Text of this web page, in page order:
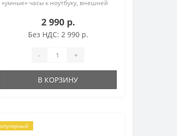
«умные» часы к ноутбуку, внешней
адаптер). МАГНИТНЫЙ КОННЕКТОР
Кабель с магнитом просто подкл..
2 990 р.
Без НДС: 2 990 р.
- +
В КОРЗИНУ